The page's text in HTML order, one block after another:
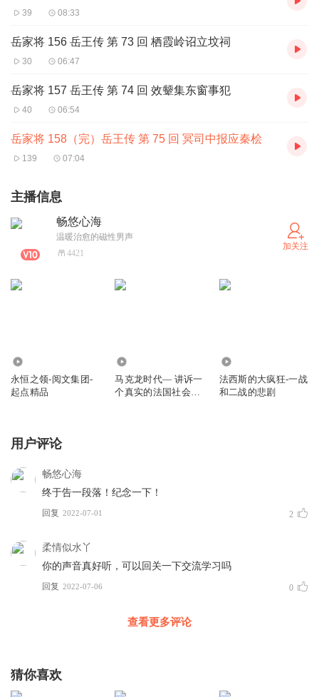
39 08:33
岳家将 156 岳王传 第 73 回 栖霞岭诏立坟祠
30 06:47
岳家将 157 岳王传 第 74 回 效颦集东窗事犯
40 06:54
岳家将 158（完）岳王传 第 75 回 冥司中报应秦桧
139 07:04
主播信息
畅悠心海
温暖治愈的磁性男声
4421
加关注
永恒之领-阅文集团-
起点精品
马克龙时代— 讲诉一
个真实的法国社会以
法西斯的大疯狂-一战
和二战的悲剧
用户评论
畅悠心海
终于告一段落！纪念一下！
回复 2022-07-01 2
柔情似水丫
你的声音真好听，可以回关一下交流学习吗
回复 2022-07-06 0
查看更多评论
猜你喜欢